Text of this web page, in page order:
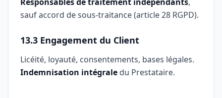
sauf accord de sous-traitance (article 28 RGPD).
13.3 Engagement du Client
Licéité, loyauté, consentements, bases légales.
Indemnisation intégrale du Prestataire.